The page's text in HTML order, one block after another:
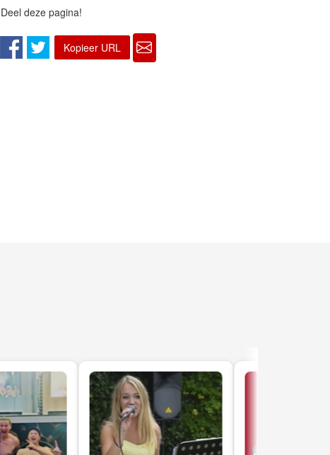
Deel deze pagina!
Kopieer URL